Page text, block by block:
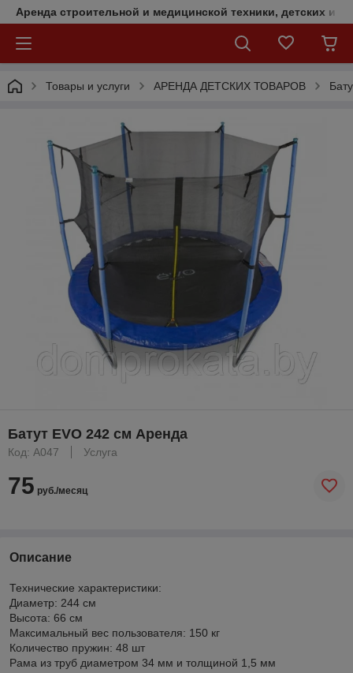
Аренда строительной и медицинской техники, детских и
Товары и услуги АРЕНДА ДЕТСКИХ ТОВАРОВ
Батут EVO 242 см Аренда
Код: A047 Услуга
75 руб./месяц
Описание
Технические характеристики:
Диаметр: 244 см
Высота: 66 см
Максимальный вес пользователя: 150 кг
Количество пружин: 48 шт
Рама из труб диаметром 34 мм и толщиной 1,5 мм